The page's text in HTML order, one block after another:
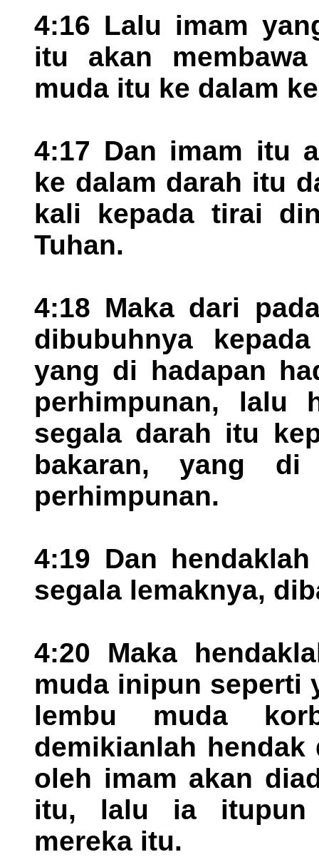
4:16 Lalu imam
itu akan
muda itu ke dalam
4:17 Dan imam itu
ke dalam darah itu
kali kepada tirai
Tuhan.
4:18 Maka dari
dibubuhnya
yang di hadapan
perhimpunan, lalu
segala darah itu
bakaran, yang di
perhimpunan.
4:19 Dan
segala lemaknya,
4:20 Maka
muda inipun seperti
lembu muda
demikianlah hendak
oleh imam akan
itu, lalu ia itupun
mereka itu.